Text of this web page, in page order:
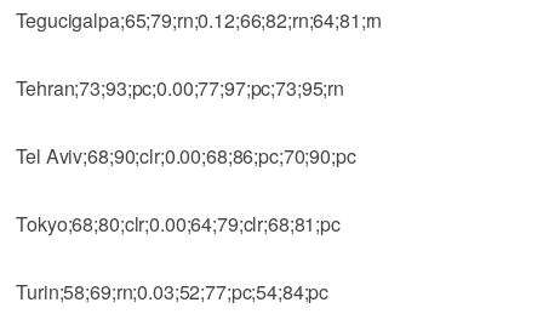
Tegucigalpa;65;79;rn;0.12;66;82;rn;64;81;rn
Tehran;73;93;pc;0.00;77;97;pc;73;95;rn
Tel Aviv;68;90;clr;0.00;68;86;pc;70;90;pc
Tokyo;68;80;clr;0.00;64;79;clr;68;81;pc
Turin;58;69;rn;0.03;52;77;pc;54;84;pc